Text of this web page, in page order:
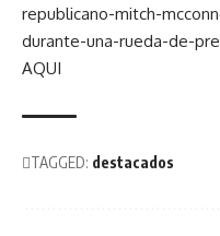
republicano-mitch-
durante-una-rueda-de-
AQUI
TAGGED: destacados